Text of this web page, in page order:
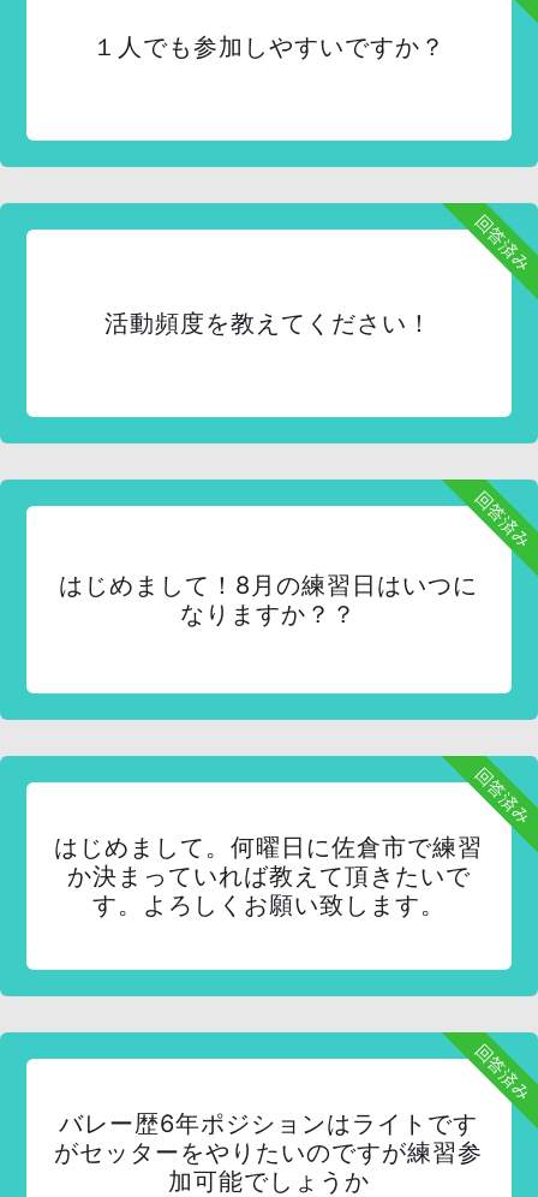
１人でも参加しやすいですか？
回答済み
活動頻度を教えてください！
回答済み
はじめまして！8月の練習日はいつに
なりますか？？
回答済み
はじめまして。何曜日に佐倉市で練習
か決まっていれば教えて頂きたいで
す。よろしくお願い致します。
回答済み
バレー歴6年ポジションはライトです
がセッターをやりたいのですが練習参
加可能でしょうか